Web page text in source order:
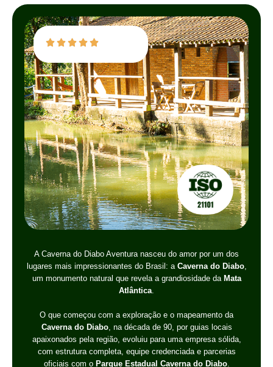
A Caverna do Diabo Aventura nasceu do amor por um dos
lugares mais impressionantes do Brasil: a Caverna do Diabo,
um monumento natural que revela a grandiosidade da Mata
Atlântica
O que começou com a exploração e o mapeamento da
Caverna do Diabo, na década de 90, por guias locais
apaixonados pela região, evoluiu para uma empresa sólida,
com estrutura completa, equipe credenciada e parcerias
oficiais com o Parque Estadual Caverna do Diabo.